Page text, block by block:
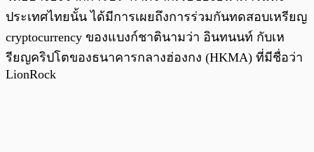
ประเทศไทยนั้น ได้มีการเผยถึงการร่วมกันทดสอบเหรียญ
cryptocurrency ของแบงก์ชาตินามว่า อินทนนท์ กับเห
รียญคริปโตของธนาคารกลางฮ่องกง (HKMA) ที่มีชื่อว่า
LionRock